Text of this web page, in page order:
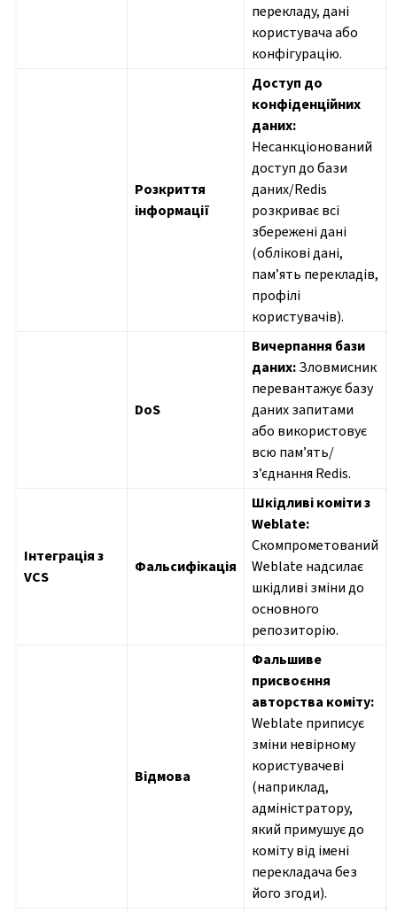
перекладу, дані
користувача або
конфігурацію.
Розкриття
інформації
Доступ до
конфіденційних
даних:
Несанкціонований
доступ до бази
даних/Redis
розкриває всі
збережені дані
(облікові дані,
пам’ять перекладів,
профілі
користувачів).
DoS
Вичерпання бази
даних:Зловмисник
перевантажує базу
даних запитами
або використовує
всю пам’ять/
з’єднання Redis.
Інтеграція з
VCS
Фальсифікація
Шкідливі коміти з
Weblate:
Скомпрометований
Weblate надсилає
шкідливі зміни до
основного
репозиторію.
Відмова
Фальшиве
присвоєння
авторства коміту:
Weblate приписує
зміни невірному
користувачеві
(наприклад,
адміністратору,
який примушує до
коміту від імені
перекладача без
його згоди).